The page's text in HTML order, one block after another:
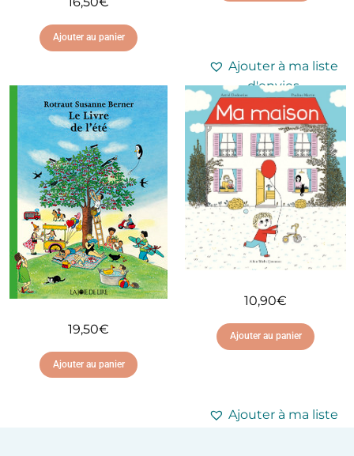
Ajouter au panier
Ajouter à ma liste
d'envies
Ajouter à ma liste
d'envies
19,50€
Ajouter au panier
10,90€
Ajouter au panier
Ajouter à ma liste